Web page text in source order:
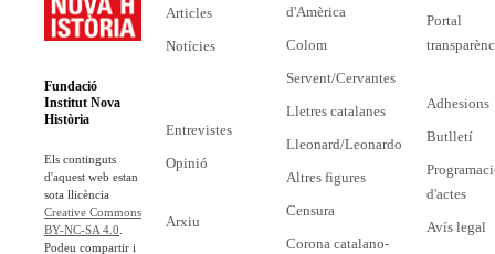
Fundació
Institut Nova
Història
Els continguts
d'aquest web estan
sota llicència
Creative Commons
BY-NC-SA 4.0
Podeu compartir i
Articles
Notícies
Entrevistes
Opinió
Arxiu
d'Amèrica
Colom
Servent/Cervantes
Lletres catalanes
Lleonard/Leonardo
Altres figures
Censura
Corona catalano-
Portal
Adhesions
Butlletí
d'actes
Avís legal